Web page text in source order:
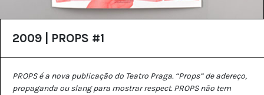
2009 | PROPS #1
PROPS é a nova publicação do Teatro Praga. “Props” de adereço,
propaganda ou slang para mostrar respect.PROPS não tem